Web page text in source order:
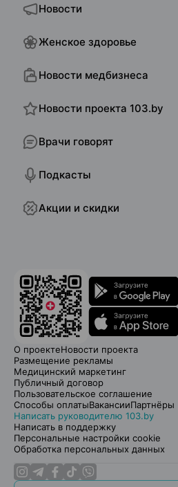
Новости
Женское здоровье
Новости медбизнеса
Новости проекта 103.by
Врачи говорят
Подкасты
Акции и скидки
О проектеНовости проекта
Размещение рекламы
Медицинский маркетинг
Публичный договор
Пользовательское соглашение
Способы оплатыВакансииПартнёры
Написать руководителю 103.by
Написать в поддержку
Персональные настройки cookie
Обработка персональных данных